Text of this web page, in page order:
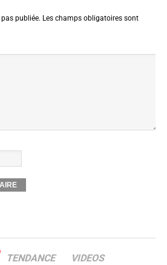
publiée. Les champs obligatoires sont
TENDANCE VIDEOS